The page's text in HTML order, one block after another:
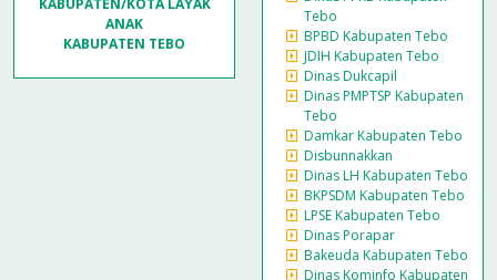
ANAK
KABUPATEN TEBO
Tebo
BPBD Kabupaten Tebo
JDIH Kabupaten Tebo
Dinas Dukcapil
Dinas PMPTSP Kabupaten
Tebo
Damkar Kabupaten Tebo
Disbunnakkan
Dinas LH Kabupaten Tebo
BKPSDM Kabupaten Tebo
LPSE Kabupaten Tebo
Dinas Porapar
Bakeuda Kabupaten Tebo
Dinas Kominfo Kabupaten